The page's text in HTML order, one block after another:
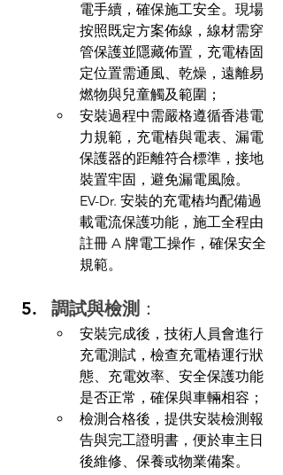
電手續，確保施工安全。現場
按照既定方案佈線，線材需穿
管保護並隱藏佈置，充電樁固
定位置需通風、乾燥，遠離易
燃物與兒童觸及範圍；
安裝過程中需嚴格遵循香港電
力規範，充電樁與電表、漏電
保護器的距離符合標準，接地
裝置牢固，避免漏電風險。
EV-Dr. 安裝的充電樁均配備過
載電流保護功能，施工全程由
註冊 A 牌電工操作，確保安全
規範。
調試與檢測 ：
安裝完成後，技術人員會進行
充電測試，檢查充電樁運行狀
態、充電效率、安全保護功能
是否正常，確保與車輛相容；
檢測合格後，提供安裝檢測報
告與完工證明書，便於車主日
後維修、保養或物業備案。